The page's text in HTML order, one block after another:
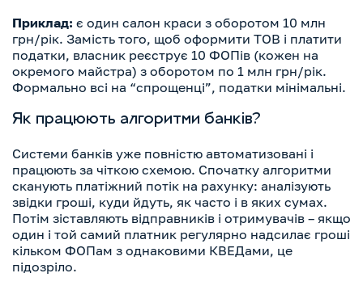
Приклад: є один салон краси з оборотом 10 млн
грн/рік. Замість того, щоб оформити ТОВ і платити
податки, власник реєструє 10 ФОПів (кожен на
окремого майстра) з оборотом по 1 млн грн/рік.
Формально всі на “спрощенці”, податки мінімальні.
Як працюють алгоритми банків?
Системи банків уже повністю автоматизовані і
працюють за чіткою схемою. Спочатку алгоритми
сканують платіжний потік на рахунку: аналізують
звідки гроші, куди йдуть, як часто і в яких сумах.
Потім зіставляють відправників і отримувачів – якщо
один і той самий платник регулярно надсилає гроші
кільком ФОПам з однаковими КВЕДами, це
підозріло.